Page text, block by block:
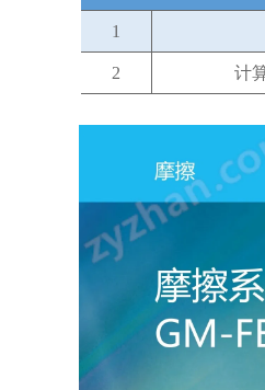
1
2 计